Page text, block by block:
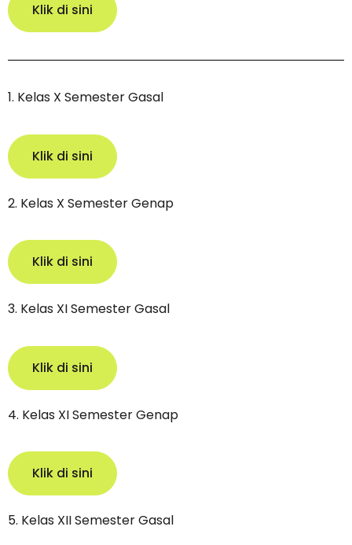
Klik di sini
1. Kelas X Semester Gasal
Klik di sini
2. Kelas X Semester Genap
Klik di sini
3. Kelas XI Semester Gasal
Klik di sini
4. Kelas XI Semester Genap
Klik di sini
5. Kelas XII Semester Gasal